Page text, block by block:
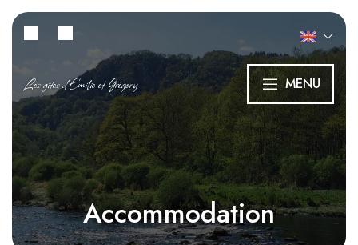
Les gîtes d'Emilie et Grégory MENU
Accommodation